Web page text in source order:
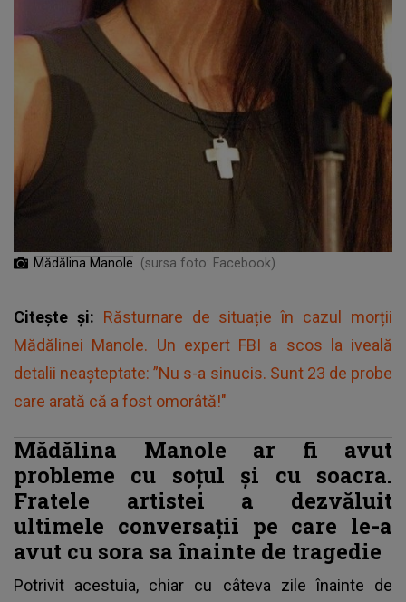
Mădălina Manole (sursa foto: Facebook)
Citește și: Răsturnare de situație în cazul morții
Mădălinei Manole. Un expert FBI a scos la iveală
detalii neașteptate: ”Nu s-a sinucis. Sunt 23 de probe
care arată că a fost omorâtă!"
Mădălina Manole ar fi avut
probleme cu soțul și cu soacra.
Fratele artistei a dezvăluit
ultimele conversații pe care le-a
avut cu sora sa înainte de tragedie
Potrivit acestuia, chiar cu câteva zile înainte de